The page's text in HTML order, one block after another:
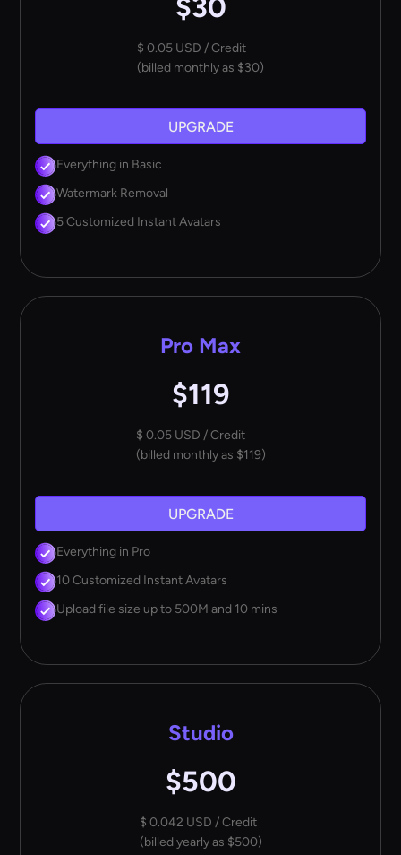
$30
$ 0.05 USD / Credit
(billed monthly as $30)
UPGRADE
Everything in Basic
Watermark Removal
5 Customized Instant Avatars
Pro Max
$119
$ 0.05 USD / Credit
(billed monthly as $119)
UPGRADE
Everything in Pro
10 Customized Instant Avatars
Upload file size up to 500M and 10 mins
Studio
$500
$ 0.042 USD / Credit
(billed yearly as $500)